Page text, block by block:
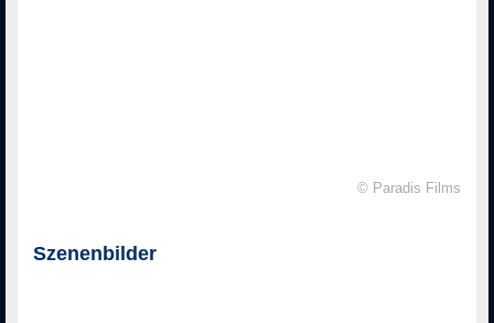
© Paradis Films
Szenenbilder